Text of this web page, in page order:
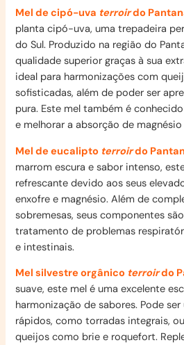
Mel de cipó-uva terroirdo
planta cipó-uva, uma trepadeira
do Sul. Produzido na região do
qualidade superior graças à sua
ideal para harmonizações com
sofisticadas, além de poder ser
pura. Este mel também é
e melhorar a absorção de
Mel de eucalipto terroirdo
marrom escura e sabor intenso,
refrescante devido aos seus
enxofre e magnésio. Além de
sobremesas, seus componentes
tratamento de problemas
e intestinais.
Mel silvestre orgânico terroirdo
suave, este mel é uma excelente
harmonização de sabores. Pode
rápidos, como torradas integrais,
queijos como brie e roquefort.